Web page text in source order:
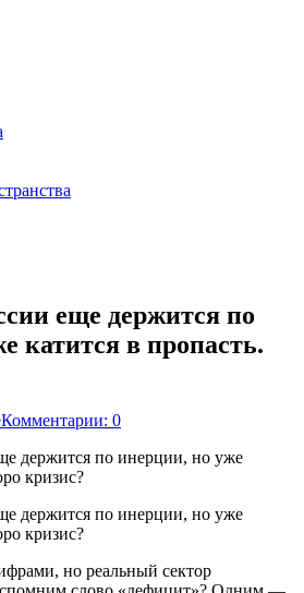
еще держится по
катится в пропасть.
Комментарии: 0
но реальный сектор